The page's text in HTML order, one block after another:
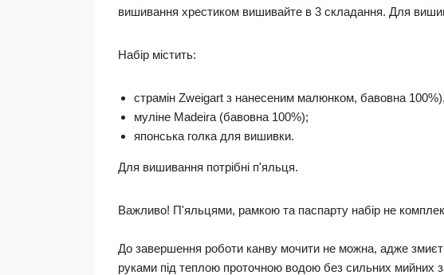
вишивання xрестиком вишивайте в 3 складання. Для
Набір містить:
страмін Zweigart з нанесеним малюнком, бавовна
муліне Madeira (бавовна 100%);
японська голка для вишивки.
Для вишивання потрібні п'яльця.
Важливо! П'яльцями, рамкою та паспарту набір не
До завершення роботи канву мочити не можна, адже
руками під теплою проточною водою без сильниx мийниx